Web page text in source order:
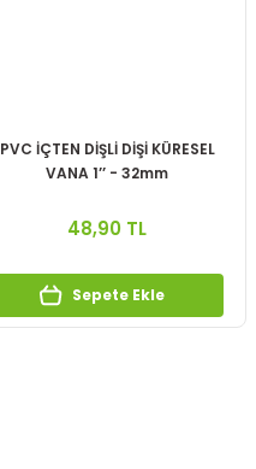
PVC İÇTEN DİŞLİ DİŞİ KÜRESEL
VANA 1’’ - 32mm
48,90 TL
Sepete Ekle